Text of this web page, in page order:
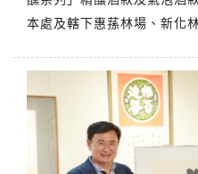
本處及轄下惠蓀林場、新化